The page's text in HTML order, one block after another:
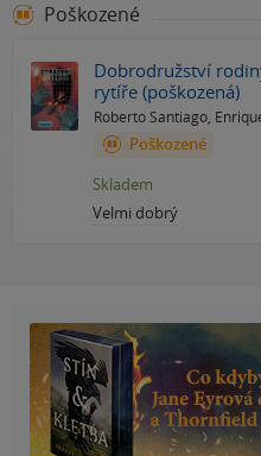
Poškozené
Dobrodružství
rytíře (poškozená)
Roberto Santiago,
Poškozené
Velmi dobrý
Skladem